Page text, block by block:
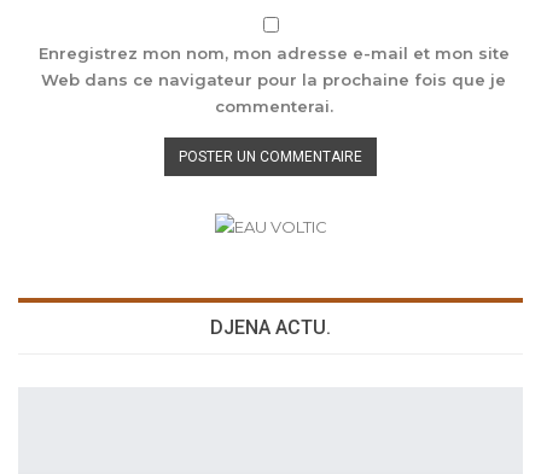
Enregistrez mon nom, mon adresse e-mail et mon site
Web dans ce navigateur pour la prochaine fois que je
commenterai.
DJENA ACTU.